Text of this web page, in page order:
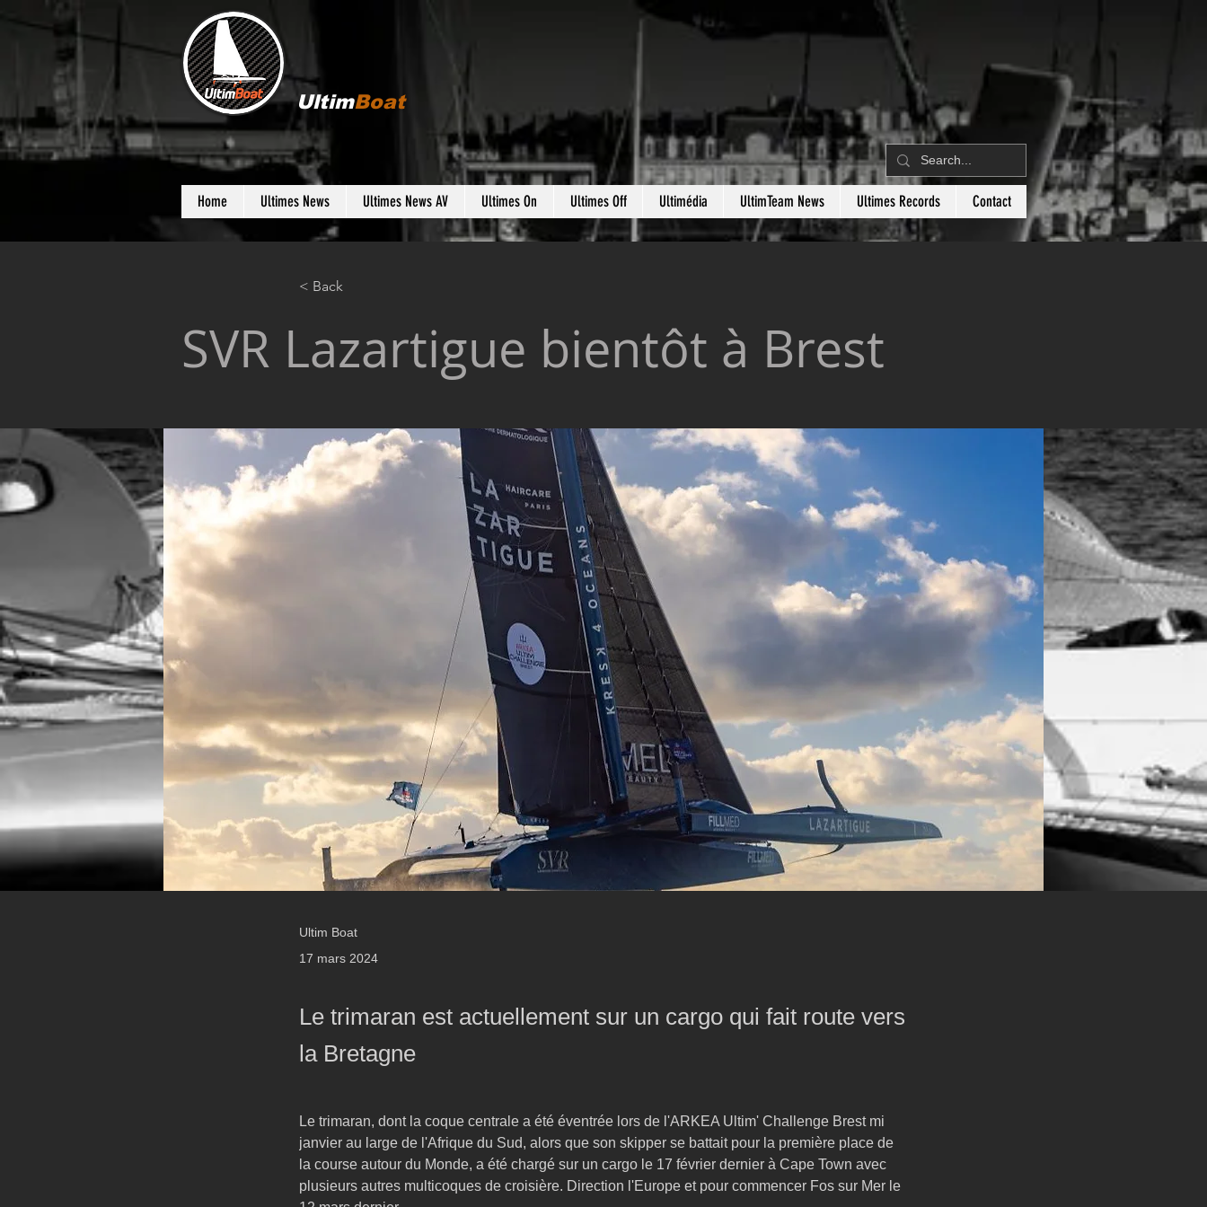
UltimBoat
Home Ultimes News Ultimes News AV Ultimes On Ultimes Off Ultimédia UltimTeam News Ultimes Records Contact
< Back
SVR Lazartigue bientôt à Brest
Ultim Boat
17 mars 2024
Le trimaran est actuellement sur un cargo qui fait route vers
la Bretagne
Le trimaran, dont la coque centrale a été éventrée lors de l'ARKEA Ultim' Challenge Brest mi
janvier au large de l'Afrique du Sud, alors que son skipper se battait pour la première place de
la course autour du Monde, a été chargé sur un cargo le 17 février dernier à Cape Town avec
plusieurs autres multicoques de croisière. Direction l'Europe et pour commencer Fos sur Mer le